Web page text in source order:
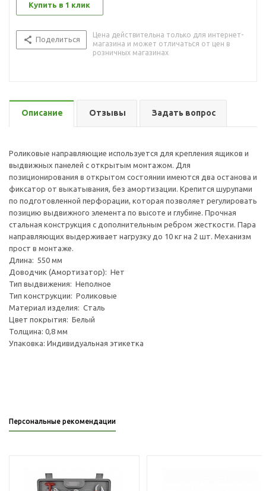
Купить в 1 клик
Поделиться
Цена действительна только для интернет-
магазина и может отличаться от цен в
розничных магазинах
Описание Отзывы Задать вопрос
Роликовые направляющие используется для крепления ящиков и
выдвижных панелей с открытым монтажом. Для
позиционирования в открытом состоянии имеются два останова и
фиксатор от выкатывания, без амортизации. Крепится шурупами
по подготовленной перфорации, которая позволяет регулировать
позицию выдвижного элемента по высоте и глубине. Прочная
стальная конструкция с дополнительным ребром жесткости. Пара
направляющих выдерживает нагрузку до 10 кг на 2 шт. Механизм
прост в монтаже.
Длина: 550 мм
Доводчик (Амортизатор): Нет
Тип выдвижения: Неполное
Тип конструкции: Роликовые
Материал изделия: Сталь
Цвет покрытия: Белый
Толщина: 0,8 мм
Упаковка: Индивидуальная этикетка
Персональные рекомендации